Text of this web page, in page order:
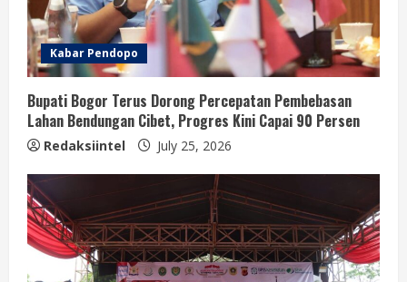
Kabar Pendopo
Bupati Bogor Terus Dorong Percepatan Pembebasan
Lahan Bendungan Cibet, Progres Kini Capai 90 Persen
Redaksiintel July 25, 2026